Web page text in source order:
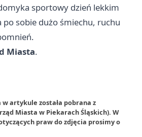
sportowy dzień lekkim
sobie dużo śmiechu, ruchu
Miasta.
artykule została pobrana z
Miasta w Piekarach Śląskich). W
praw do zdjęcia prosimy o